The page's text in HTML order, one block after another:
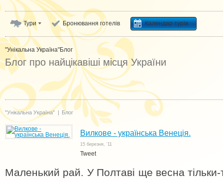
Тури Бронювання готелів Календар турів
"Унікальна Україна"Блог
Блог про найцікавіші місця України
"Унікальна Україна" | Блог
Вилкове - українська Венеція.
15 березня, '11
Tweet
Маленький рай. У Полтаві ще весна тільки-